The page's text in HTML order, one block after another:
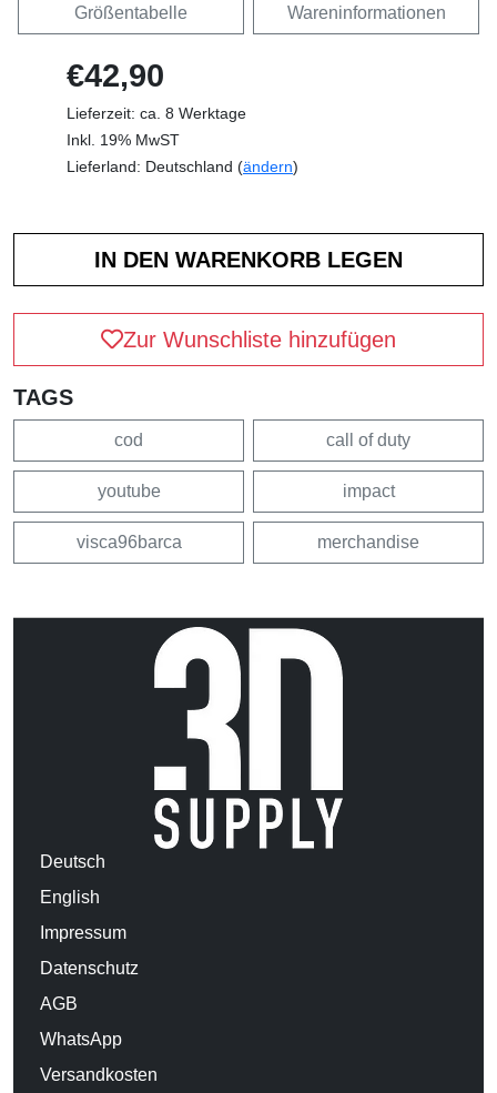
Größentabelle Wareninformationen
€42,90
Lieferzeit: ca. 8 Werktage
Inkl. 19% MwST
Lieferland: Deutschland (ändern)
Zur Wunschliste hinzufügen
TAGS
cod call of duty
youtube impact
visca96barca merchandise
Deutsch
English
Impressum
Datenschutz
AGB
WhatsApp
Versandkosten